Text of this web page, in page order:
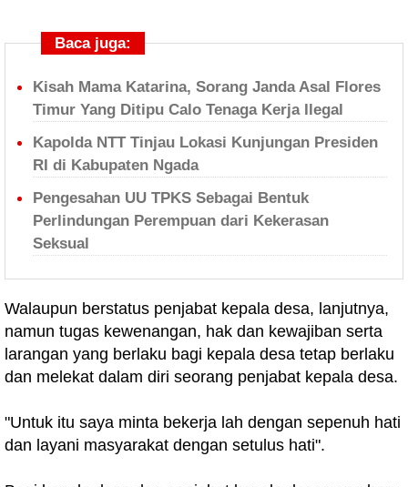
Baca juga:
Kisah Mama Katarina, Sorang Janda Asal Flores
Timur Yang Ditipu Calo Tenaga Kerja Ilegal
Kapolda NTT Tinjau Lokasi Kunjungan Presiden
RI di Kabupaten Ngada
Pengesahan UU TPKS Sebagai Bentuk
Perlindungan Perempuan dari Kekerasan
Seksual
Walaupun berstatus penjabat kepala desa, lanjutnya,
namun tugas kewenangan, hak dan kewajiban serta
larangan yang berlaku bagi kepala desa tetap berlaku
dan melekat dalam diri seorang penjabat kepala desa.
"Untuk itu saya minta bekerja lah dengan sepenuh hati
dan layani masyarakat dengan setulus hati".